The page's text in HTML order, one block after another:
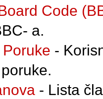
Code
a.
-
- Lista